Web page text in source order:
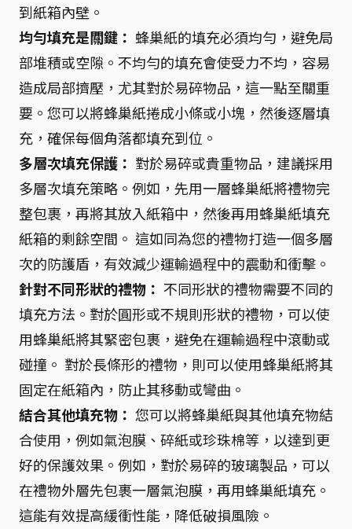
到紙箱內壁。
均勻填充是關鍵： 蜂巢紙的填充必須均勻，避免局
部堆積或空隙。不均勻的填充會使受力不均，容易
造成局部擠壓，尤其對於易碎物品，這一點至關重
要。您可以將蜂巢紙捲成小條或小塊，然後逐層填
充，確保每個角落都填充到位。
多層次填充保護： 對於易碎或貴重物品，建議採用
多層次填充策略。例如，先用一層蜂巢紙將禮物完
整包裹，再將其放入紙箱中，然後再用蜂巢紙填充
紙箱的剩餘空間。 這如同為您的禮物打造一個多層
次的防護盾，有效減少運輸過程中的震動和衝擊。
針對不同形狀的禮物： 不同形狀的禮物需要不同的
填充方法。對於圓形或不規則形狀的禮物，可以使
用蜂巢紙將其緊密包裹，避免在運輸過程中滾動或
碰撞。 對於長條形的禮物，則可以使用蜂巢紙將其
固定在紙箱內，防止其移動或彎曲。
結合其他填充物： 您可以將蜂巢紙與其他填充物結
合使用，例如氣泡膜、碎紙或珍珠棉等，以達到更
好的保護效果。例如，對於易碎的玻璃製品，可以
在禮物外層先包裹一層氣泡膜，再用蜂巢紙填充。
這能有效提高緩衝性能，降低破損風險。